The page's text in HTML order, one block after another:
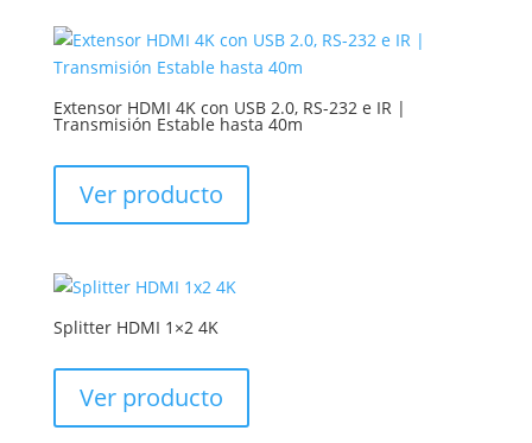
Extensor HDMI 4K con USB 2.0, RS-232 e IR |
Transmisión Estable hasta 40m
Ver producto
Splitter HDMI 1×2 4K
Ver producto